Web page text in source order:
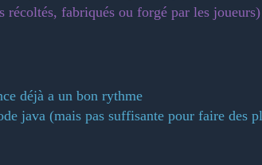
récoltés, fabriqués ou forgé par les joueurs)
déjà a un bon rythme
java (mais pas suffisante pour faire des